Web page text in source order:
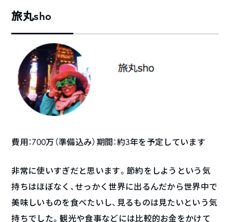
旅丸sho
費用：700万（準備込み）期間：約3年を予定しています
非常に使いすぎだと思います。節約をしようという気
持ちはほぼなく、せっかく世界に出るんだから世界中で
美味しいものを食べたいし、見るものは見たいという気
持ちでした。観光や食事などには比較的お金をかけて